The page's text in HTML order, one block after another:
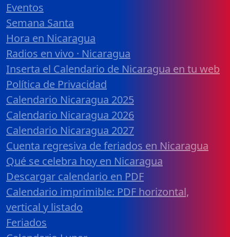
Eventos
Semana Santa
Hora en Nicaragua
Radios en vivo · Nicaragua
Inserta el Calendario de Nicaragua en tu web
Política de Privacidad
Calendario Nicaragua 2025
Calendario Nicaragua 2026
Calendario Nicaragua 2027
Cuenta regresiva de feriados en Nicaragua
Qué se celebra hoy en Nicaragua
Descargar calendario en PDF
Calendario imprimible: PDF horizontal,
vertical y listado
Feriados